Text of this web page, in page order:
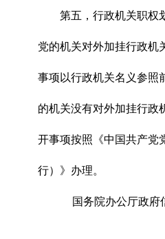
第五，行政机关职权
党的机关对外加挂行政机
事项以行政机关名义参照
的机关没有对外加挂行政
开事项按照《中国共产党
行）》办理。
国务院办公厅政府